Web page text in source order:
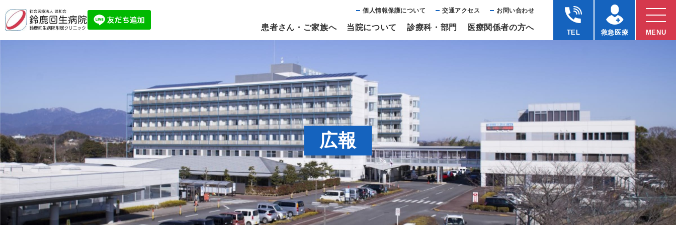
個⼈情報保護について 交通アクセス お問い合わせ
患者さん・ご家族へ 当院について 診療科・部⾨ 医療関係者の⽅へ
TEL 救急医療 MENU
広報